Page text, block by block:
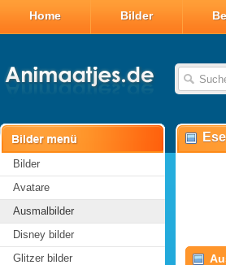
Home Bilder
Bilder
Avatare
Ausmalbilder
Disney bilder
Glitzer bilder